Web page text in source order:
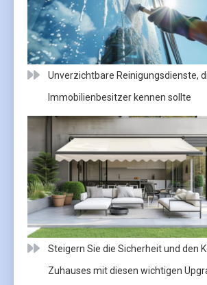
Unverzichtbare Reinigungsdienste,
Immobilienbesitzer kennen sollte
Steigern Sie die Sicherheit und den
Zuhauses mit diesen wichtigen